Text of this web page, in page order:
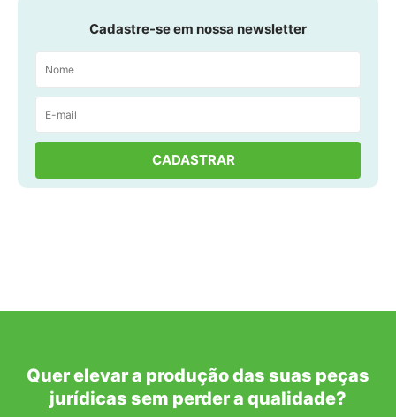
Cadastre-se em nossa newsletter
Quer elevar a produção das suas peças
jurídicas sem perder a qualidade?